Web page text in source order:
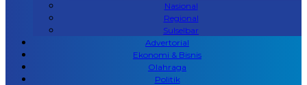
Nasional
Regional
Sulselbar
Advertorial
Ekonomi & Bisnis
Olahraga
Politik